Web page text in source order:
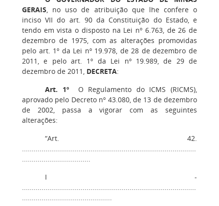
GERAIS, no uso de atribuição que lhe confere o
inciso VII do art. 90 da Constituição do Estado, e
tendo em vista o disposto na Lei nº 6.763, de 26 de
dezembro de 1975, com as alterações promovidas
pelo art. 1º da Lei nº 19.978, de 28 de dezembro de
2011, e pelo art. 1º da Lei nº 19.989, de 29 de
dezembro de 2011, DECRETA:
Art. 1ºO Regulamento do ICMS (RICMS),
aprovado pelo Decreto nº 43.080, de 13 de dezembro
de 2002, passa a vigorar com as seguintes
alterações:
“Art. 42.
.........................................................................................
...................................
I -
.........................................................................................
..............................................